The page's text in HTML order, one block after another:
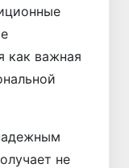
как важная
не